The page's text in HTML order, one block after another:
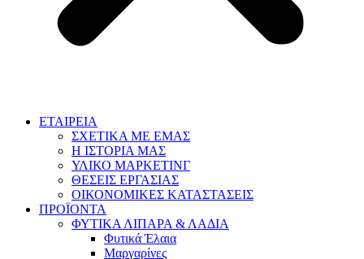
ΕΤΑΙΡΕΙΑ
ΣΧΕΤΙΚΑ ΜΕ ΕΜΑΣ
Η ΙΣΤΟΡΙΑ ΜΑΣ
ΥΛΙΚΟ ΜΑΡΚΕΤΙΝΓ
ΘΕΣΕΙΣ ΕΡΓΑΣΙΑΣ
ΟΙΚΟΝΟΜΙΚΕΣ ΚΑΤΑΣΤΑΣΕΙΣ
ΠΡΟΪΟΝΤΑ
ΦΥΤΙΚΑ ΛΙΠΑΡΑ & ΛΑΔΙΑ
Φυτικά Έλαια
Μαργαρίνες